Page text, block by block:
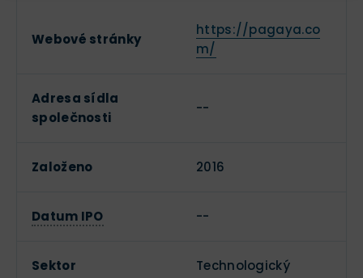
Webové stránky
https://pagaya.co
m/
Adresa sídla
společnosti
--
Založeno 2016
Datum IPO --
Sektor Technologický